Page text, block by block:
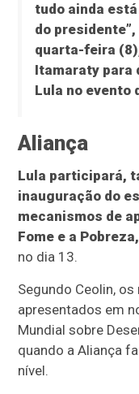
tudo ainda
do
quarta-feira
Itamaraty para
Lula no evento
Aliança
Lula participará,
inauguração do
mecanismos de
Fome e a Pobreza,
no dia 13.
Segundo Ceolin,
apresentados em
Mundial sobre
quando a Aliança
nível.